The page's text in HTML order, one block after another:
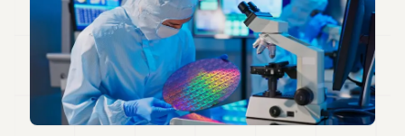
Andy
Andy
Andy